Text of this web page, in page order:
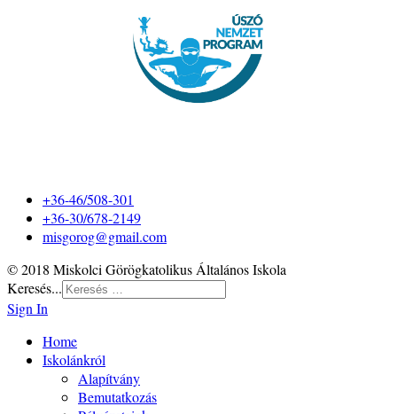
+36-46/508-301
+36-30/678-2149
misgorog@gmail.com
© 2018 Miskolci Görögkatolikus Általános Iskola
Keresés...
Sign In
Home
Iskolánkról
Alapítvány
Bemutatkozás